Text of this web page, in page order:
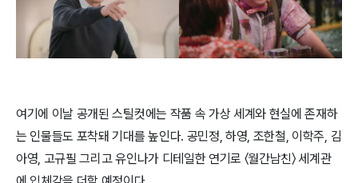
여기에 이날 공개된 스틸컷에는 작품 속 가상 세계와 현실에 존재하
는 인물들도 포착돼 기대를 높인다. 공민정, 하영, 조한철, 이학주, 김
아영, 고규필 그리고 유인나가 디테일한 연기로 〈월간남친〉 세계관